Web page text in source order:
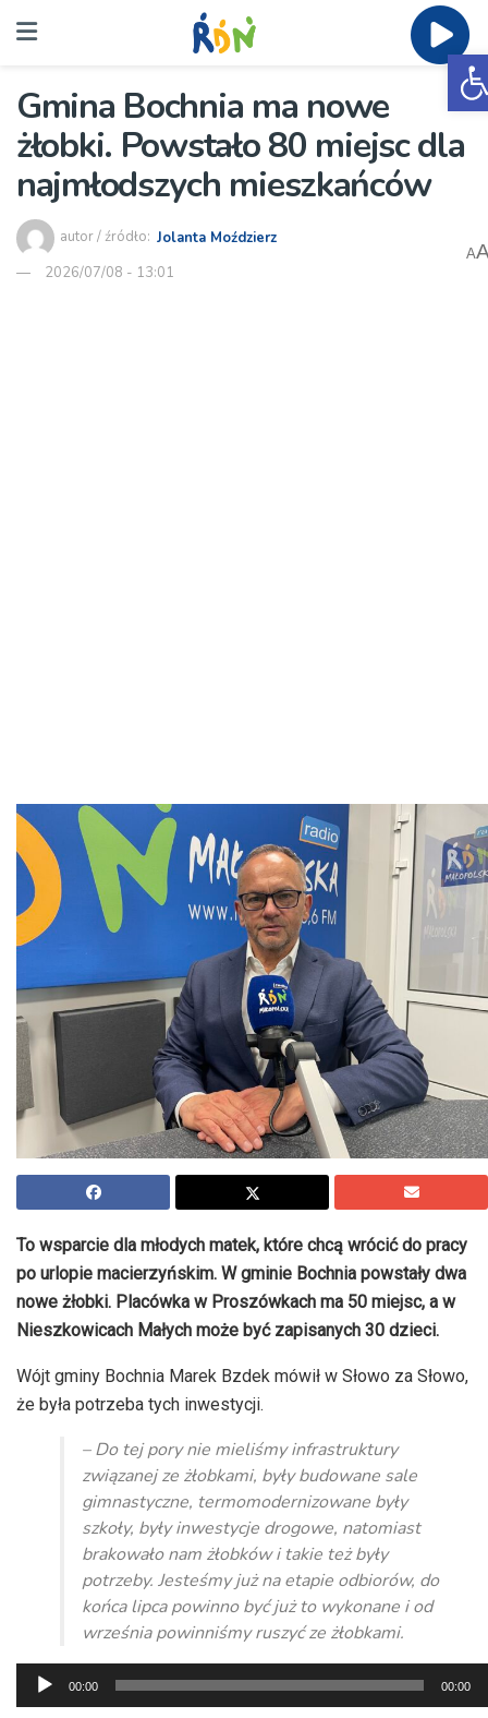
Gmina Bochnia ma nowe
żłobki. Powstało 80 miejsc dla
najmłodszych mieszkańców
autor / źródło: Jolanta Moździerz
2026/07/08 - 13:01
A
To wsparcie dla młodych matek, które chcą wrócić do pracy
po urlopie macierzyńskim. W gminie Bochnia powstały dwa
nowe żłobki. Placówka w Proszówkach ma 50 miejsc, a w
Nieszkowicach Małych może być zapisanych 30 dzieci.
Wójt gminy Bochnia Marek Bzdek mówił w Słowo za Słowo,
że była potrzeba tych inwestycji.
– Do tej pory nie mieliśmy infrastruktury
związanej ze żłobkami, były budowane sale
gimnastyczne, termomodernizowane były
szkoły, były inwestycje drogowe, natomiast
brakowało nam żłobków i takie też były
potrzeby. Jesteśmy już na etapie odbiorów, do
końca lipca powinno być już to wykonane i od
września powinniśmy ruszyć ze żłobkami.
Odtwarzacz
plików
00:00 00:00